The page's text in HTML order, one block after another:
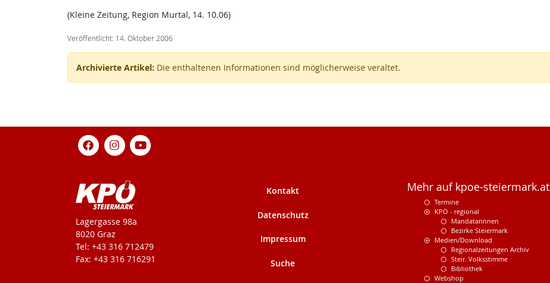
(Kleine Zeitung, Region Murtal, 14. 10.06)
Veröffentlicht: 14. Oktober 2006
Archivierte Artikel: Die enthaltenen Informationen sind möglicherweise veraltet.
KPÖ-Steiermark
Lagergasse 98a
8020 Graz
Tel: +43 316 712479
Fax: +43 316 716291
Kontakt
Datenschutz
Impressum
Suche
Mehr auf kpoe-steiermark.at
Termine
KPÖ - regional
Mandatarinnen
Bezirke Steiermark
Medien/Download
Regionalzeitungen Archiv
Steir. Volksstimme
Bibliothek
Webshop